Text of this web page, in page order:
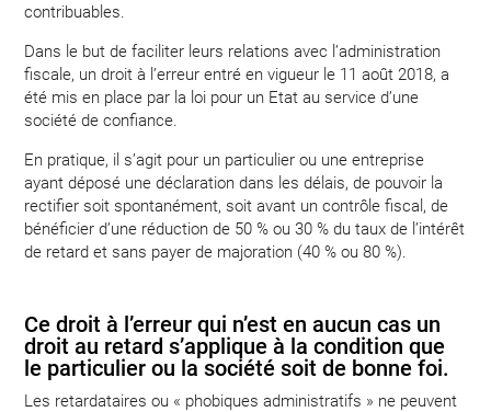
contribuables.
Dans le but de faciliter leurs relations avec l’administration
fiscale, un droit à l’erreur entré en vigueur le 11 août 2018, a
été mis en place par la loi pour un Etat au service d’une
société de confiance.
En pratique, il s’agit pour un particulier ou une entreprise
ayant déposé une déclaration dans les délais, de pouvoir la
rectifier soit spontanément, soit avant un contrôle fiscal, de
bénéficier d’une réduction de 50 % ou 30 % du taux de l’intérêt
de retard et sans payer de majoration (40 % ou 80 %).
Ce droit à l’erreur qui n’est en aucun cas un
droit au retard s’applique à la condition que
le particulier ou la société soit de bonne foi.
Les retardataires ou « phobiques administratifs » ne peuvent